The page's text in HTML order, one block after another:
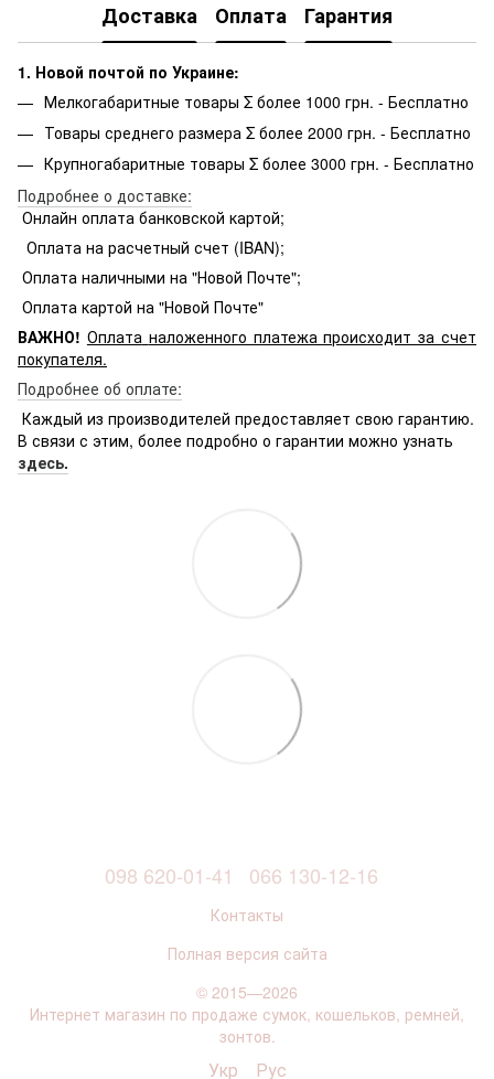
Доставка Оплата Гарантия
1. Новой почтой по Украине:
Мелкогабаритные товары Σ более 1000 грн. - Бесплатно
Товары среднего размера Σ более 2000 грн. - Бесплатно
Крупногабаритные товары Σ более 3000 грн. - Бесплатно
Подробнее о доставке:
Онлайн оплата банковской картой;
Оплата на расчетный счет (IBAN);
Оплата наличными на "Новой Почте";
Оплата картой на "Новой Почте"
ВАЖНО! Оплата наложенного платежа происходит за счет
покупателя.
Подробнее об оплате:
Каждый из производителей предоставляет свою гарантию.
В связи с этим, более подробно о гарантии можно узнать
здесь.
098 620-01-41 066 130-12-16
Контакты
Полная версия сайта
© 2015—2026
Интернет магазин по продаже сумок, кошельков, ремней,
зонтов.
Укр Рус